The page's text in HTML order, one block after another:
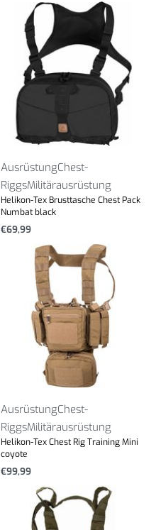
AusrüstungChest-
RiggsMilitärausrüstung
Helikon-Tex Brusttasche Chest Pack
Numbat black
€69,99
AusrüstungChest-
RiggsMilitärausrüstung
Helikon-Tex Chest Rig Training Mini
coyote
€99,99